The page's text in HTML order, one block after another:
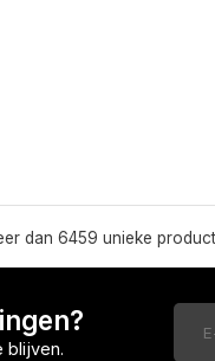
dan 6459 unieke
blijven.